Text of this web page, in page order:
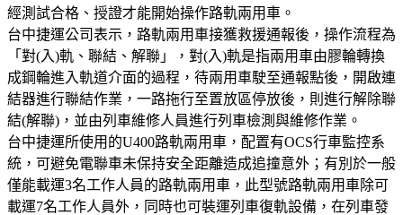
經測試合格、授證才能開始操作路軌兩用車。
台中捷運公司表示，路軌兩用車接獲救援通報後，操作流程為
「對(入)軌、聯結、解聯」，對(入)軌是指兩用車由膠輪轉換
成鋼輪進入軌道介面的過程，待兩用車駛至通報點後，開啟連
結器進行聯結作業，一路拖行至置放區停放後，則進行解除聯
結(解聯)，並由列車維修人員進行列車檢測與維修作業。
台中捷運所使用的U400路軌兩用車，配置有OCS行車監控系
統，可避免電聯車未保持安全距離造成追撞意外；有別於一般
僅能載運3名工作人員的路軌兩用車，此型號路軌兩用車除可
載運7名工作人員外，同時也可裝運列車復軌設備，在列車發